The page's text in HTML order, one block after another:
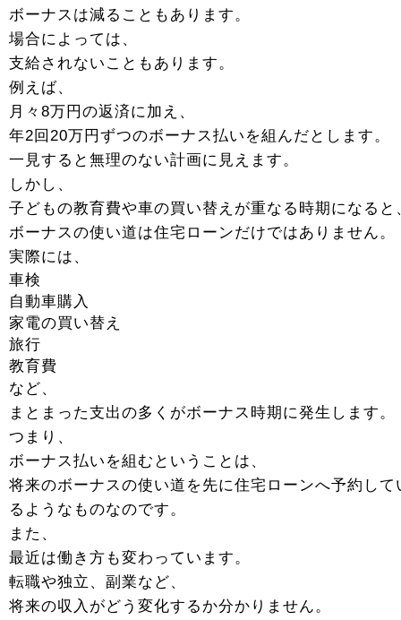
ボーナスは減ることもあります。
場合によっては、
支給されないこともあります。
例えば、
月々8万円の返済に加え、
年2回20万円ずつのボーナス払いを組んだとします。
一見すると無理のない計画に見えます。
しかし、
子どもの教育費や車の買い替えが重なる時期になると
ボーナスの使い道は住宅ローンだけではありません。
実際には、
車検
自動車購入
家電の買い替え
旅行
教育費
など、
まとまった支出の多くがボーナス時期に発生します。
つまり、
ボーナス払いを組むということは、
将来のボーナスの使い道を先に住宅ローンへ予約して
るようなものなのです。
また、
最近は働き方も変わっています。
転職や独立、副業など、
将来の収入がどう変化するか分かりません。